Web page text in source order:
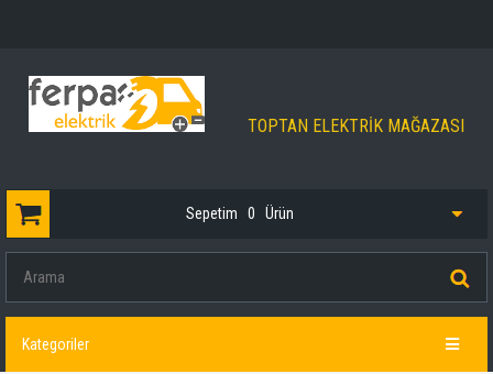
TOPTAN ELEKTRİK MAĞAZASI
Sepetim 0 Ürün
Kategoriler